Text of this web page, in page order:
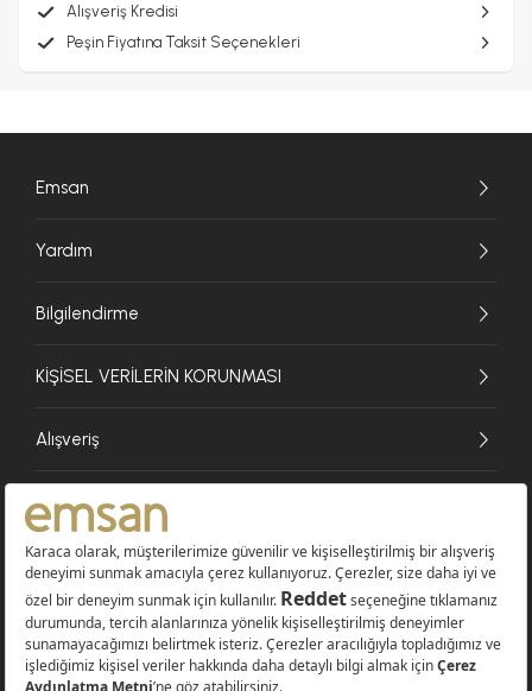
Alışveriş Kredisi
Peşin Fiyatına Taksit Seçenekleri
Emsan
Yardım
Bilgilendirme
KİŞİSEL VERİLERİN KORUNMASI
Alışveriş